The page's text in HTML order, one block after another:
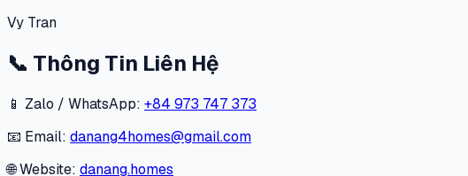
Vy Tran
📞 Thông Tin Liên Hệ
📱 Zalo / WhatsApp: +84 973 747 373
📧 Email: danang4homes@gmail.com
🌐 Website: danang.homes